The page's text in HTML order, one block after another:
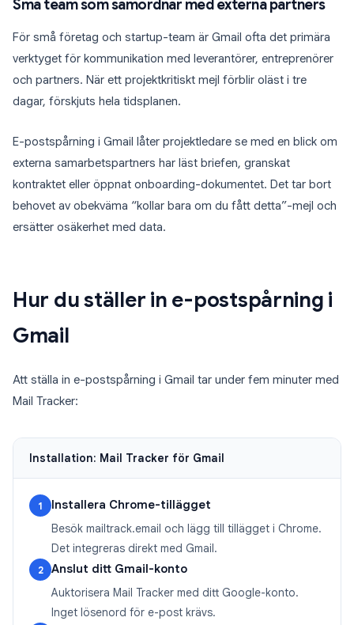
Små team som samordnar med externa partners
För små företag och startup-team är Gmail ofta det primära
verktyget för kommunikation med leverantörer, entreprenörer
och partners. När ett projektkritiskt mejl förblir oläst i tre
dagar, förskjuts hela tidsplanen.
E-postspårning i Gmail låter projektledare se med en blick om
externa samarbetspartners har läst briefen, granskat
kontraktet eller öppnat onboarding-dokumentet. Det tar bort
behovet av obekväma “kollar bara om du fått detta”-mejl och
ersätter osäkerhet med data.
Hur du ställer in e-postspårning i
Gmail
Att ställa in e-postspårning i Gmail tar under fem minuter med
Mail Tracker:
Installation: Mail Tracker för Gmail
1
Installera Chrome-tillägget
Besök mailtrack.email och lägg till tillägget i Chrome.
Det integreras direkt med Gmail.
2
Anslut ditt Gmail-konto
Auktorisera Mail Tracker med ditt Google-konto.
Inget lösenord för e-post krävs.